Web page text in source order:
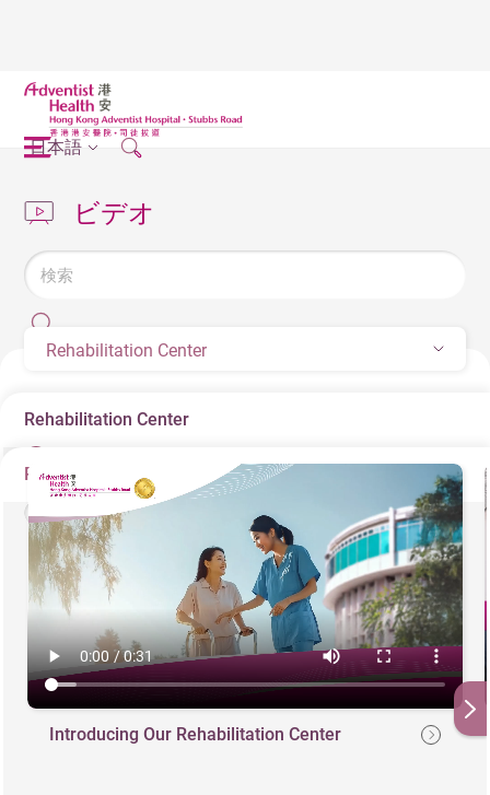
日本語
ビデオ
Rehabilitation Center
Rehabilitation Center
Rehabilitation Center
Introducing Our Rehabilitation Center